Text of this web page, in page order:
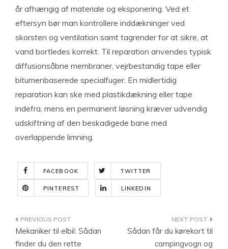
år afhængig af materiale og eksponering. Ved et
eftersyn bør man kontrollere inddækninger ved
skorsten og ventilation samt tagrender for at sikre, at
vand bortledes korrekt. Til reparation anvendes typisk
diffusionsåbne membraner, vejrbestandig tape eller
bitumenbaserede specialfuger. En midlertidig
reparation kan ske med plastikdækning eller tape
indefra, mens en permanent løsning kræver udvendig
udskiftning af den beskadigede bane med
overlappende limning.
FACEBOOK TWITTER
PINTEREST LINKEDIN
Indlægsnavigation
Mekaniker til elbil: Sådan
finder du den rette
Sådan får du kørekort til
campingvogn og